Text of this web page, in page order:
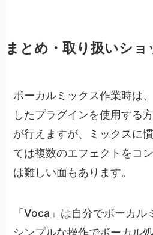
まとめ・取り扱いショ
ボーカルミックス作業時は
したプラグインを使用する
が行えますが、ミックスに
ては複数のエフェクトをコ
は難しい面もあります。
「Voca」は自分でボーカル
シンプルな操作でボーカル